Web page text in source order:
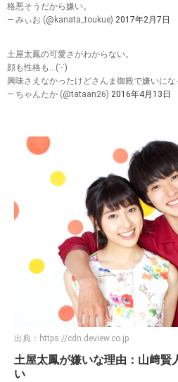
格悪そうだから嫌い。
— みぃお (@kanata_toukue) 2017年2月7日
土屋太鳳の可愛さがわからない。
顔も性格も…(˙-˙)
興味さえなかったけどさんま御殿で嫌いにな
— ちゃんたか (@tataan26) 2016年4月13日
出典： https://cdn.deview.co.jp
土屋太鳳が嫌いな理由：山﨑賢
い